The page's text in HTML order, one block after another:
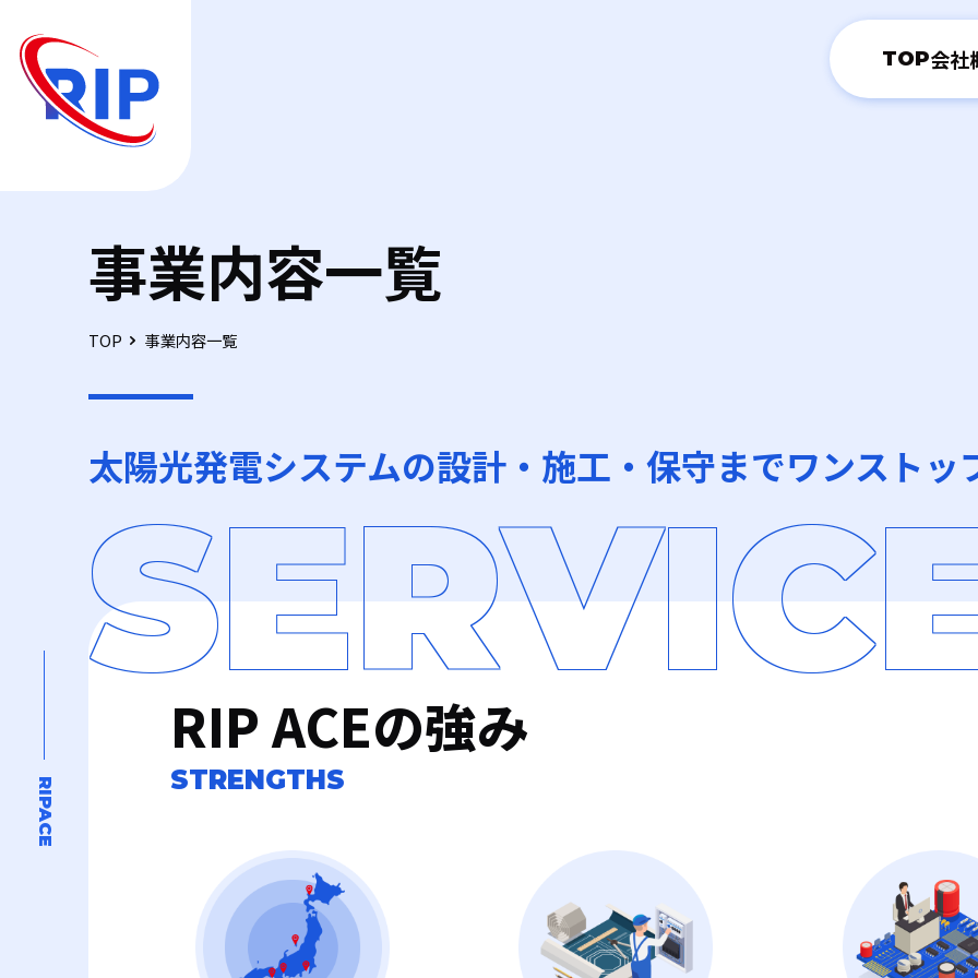
TOP会社
事業内容一覧
TOP 事業内容一覧
太陽光発電システムの設計・施工・保守までワンストッ
RIPACE
RIP ACEの強み
STRENGTHS